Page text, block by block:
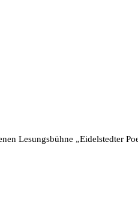
Lesungsbühne „Eidelstedter